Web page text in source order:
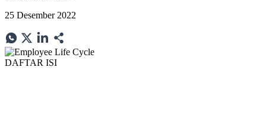
25 Desember 2022
DAFTAR ISI